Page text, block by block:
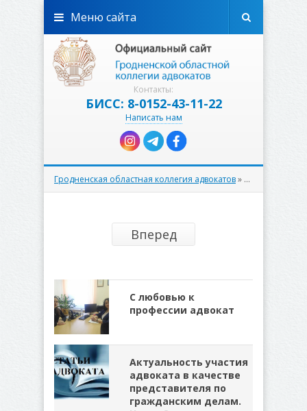
Контакты:
БИСС: 8-0152-43-11-22
Написать нам
Меню сайта
Гродненская областная коллегия адвокатов» Авторитетное
Вперед
С любовью к
профессии адвокат
Актуальность участия
адвоката в качестве
представителя по
гражданским делам.